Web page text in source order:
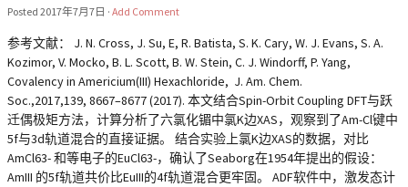
Posted 2017年7月7日 · Add Comment
参考文献： J. N. Cross, J. Su, E, R. Batista, S. K. Cary, W. J. Evans, S. A.
Kozimor, V. Mocko, B. L. Scott, B. W. Stein, C. J. Windorff, P. Yang,
Covalency in Americium(III) Hexachloride, J. Am. Chem.
Soc.,2017,139, 8667–8677 (2017). 本文结合Spin-Orbit Coupling DFT与跃
迁偶极矩方法，计算分析了六氯化镅中氯K边XAS，观察到了Am-Cl键中
5f与3d轨道混合的直接证据。 结合实验上氯K边XAS的数据，对比
AmCl63- 和等电子的EuCl63-，确认了Seaborg在1954年提出的假设：
AmIII 的5f轨道共价比EuIII的4f轨道混合更牢固。 ADF软件中，激发态计